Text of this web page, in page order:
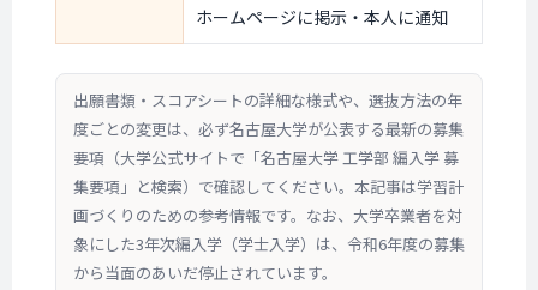
ホームページに掲示・本人に通知
出願書類・スコアシートの詳細な様式や、選抜方法の年
度ごとの変更は、必ず名古屋大学が公表する最新の募集
要項（大学公式サイトで「名古屋大学 工学部 編入学 募
集要項」と検索）で確認してください。本記事は学習計
画づくりのための参考情報です。なお、大学卒業者を対
象にした3年次編入学（学士入学）は、令和6年度の募集
から当面のあいだ停止されています。